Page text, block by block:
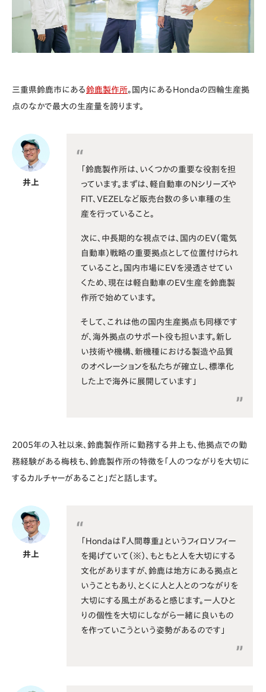
三重県鈴鹿市にある鈴鹿製作所。国内にあるHondaの四輪生産拠
点のなかで最大の生産量を誇ります。
井上
「鈴鹿製作所は、いくつかの重要な役割を担
っています。まずは、軽自動車のNシリーズや
FIT、VEZELなど販売台数の多い車種の生
産を行っていること。
次に、中長期的な視点では、国内のEV（電気
自動車）戦略の重要拠点として位置付けられ
ていること。国内市場にEVを浸透させてい
くため、現在は軽自動車のEV生産を鈴鹿製
作所で始めています。
そして、これは他の国内生産拠点も同様です
が、海外拠点のサポート役も担います。新し
い技術や機構、新機種における製造や品質
のオペレーションを私たちが確立し、標準化
した上で海外に展開しています」
2005年の入社以来、鈴鹿製作所に勤務する井上も、他拠点での勤
務経験がある梅枝も、鈴鹿製作所の特徴を「人のつながりを大切に
するカルチャーがあること」だと話します。
井上
「Hondaは『人間尊重』というフィロソフィー
を掲げていて（※）、もともと人を大切にする
文化がありますが、鈴鹿は地方にある拠点と
いうこともあり、とくに人と人とのつながりを
大切にする風土があると感じます。一人ひと
りの個性を大切にしながら一緒に良いもの
を作っていこうという姿勢があるのです」